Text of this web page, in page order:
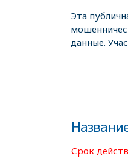
Эта
данные.
Срок